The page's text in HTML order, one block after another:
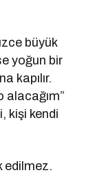
büyük
yoğun bir
kapılır.
alacağım”
kişi kendi
edilmez.